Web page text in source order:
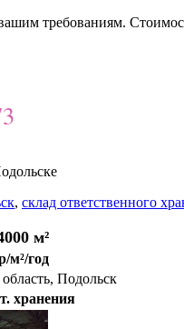
требованиям.
, склад ответственного
м²
м²/год
Подольск
хранения